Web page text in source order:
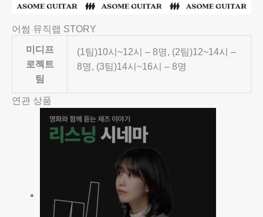
어썸 뮤직랩 STORY
미디프
로젝트
팀
(1팀)10시~12시 – 8명, (2팀)12~14시 –
8명, (3팀)14시~16시 – 8명
연관 상품